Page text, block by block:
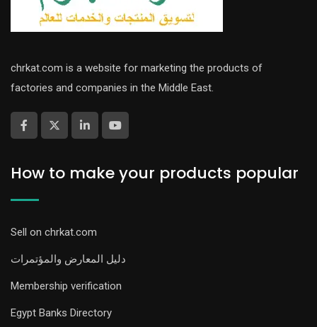
chrkat.com is a website for marketing the products of
factories and companies in the Middle East.
How to make your products popular
Sell on chrkat.com
دليل المعارض والمؤتمرات
Membership verification
Egypt Banks Directory